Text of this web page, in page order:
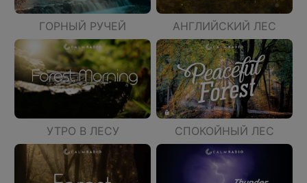
ГОРНЫЙ РУЧЕЙ АНГЛИЙСКИЙ ЛЕС
УТРО В ЛЕСУ СПОКОЙНЫЙ ЛЕС